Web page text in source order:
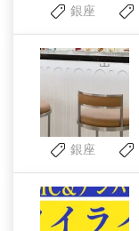
銀座
銀座